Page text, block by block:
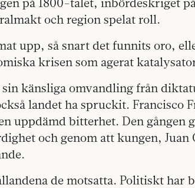
och region spelat roll.
upp, så snart det funnits oro,
krisen som agerat
sin känsliga omvandling från
landet ha spruckit. Francisco
uppdämd bitterhet. Den gången
och genom att kungen, Juan
de motsatta. Politiskt har